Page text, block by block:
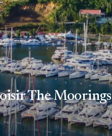
The Moorings